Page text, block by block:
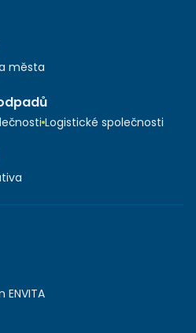
města
Logistické společnosti